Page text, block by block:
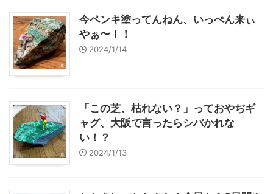
今ペンキ塗ってんねん、いっぺん来ぃ
やぁ〜！！
2024/1/14
「この芝、枯れない？」っておやぢギ
ャグ、大阪で言ったらシバかれな
い！？
2024/1/13